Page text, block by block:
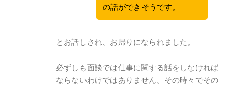
の話ができそうです。
とお話しされ、お帰りになられました。
必ずしも面談では仕事に関する話をしなければ
ならないわけではありません。その時々でその